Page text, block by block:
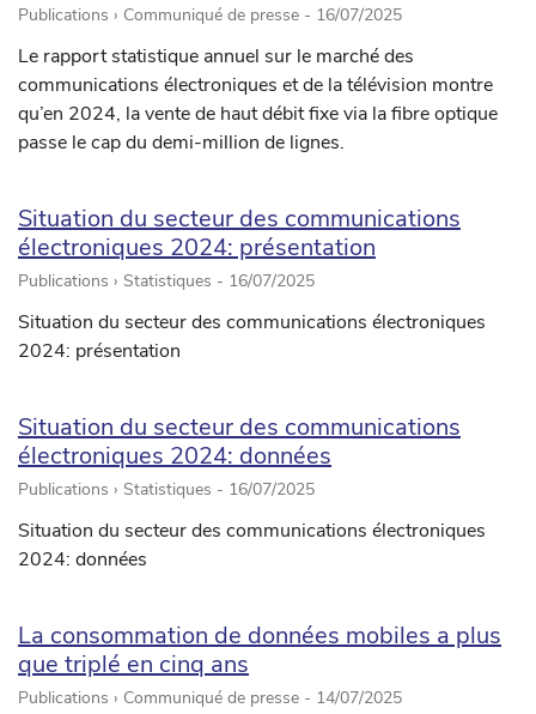
Publications › Communiqué de presse - 16/07/2025
Le rapport statistique annuel sur le marché des
communications électroniques et de la télévision montre
qu’en 2024, la vente de haut débit fixe via la fibre optique
passe le cap du demi-million de lignes.
Situation du secteur des communications
électroniques 2024: présentation
Publications › Statistiques - 16/07/2025
Situation du secteur des communications électroniques
2024: présentation
Situation du secteur des communications
électroniques 2024: données
Publications › Statistiques - 16/07/2025
Situation du secteur des communications électroniques
2024: données
La consommation de données mobiles a plus
que triplé en cinq ans
Publications › Communiqué de presse - 14/07/2025